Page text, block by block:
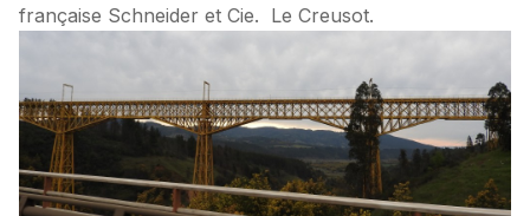
française Schneider et Cie. Le Creusot.